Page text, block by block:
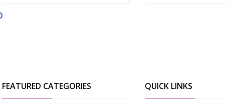
FEATURED CATEGORIES QUICK LINKS